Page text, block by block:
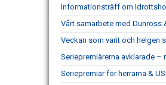
Informationsträff om
Vårt samarbete med Dunross
Veckan som varit och helgen
Seriepremiärerna avklarade –
Seriepremiär för herrarna &